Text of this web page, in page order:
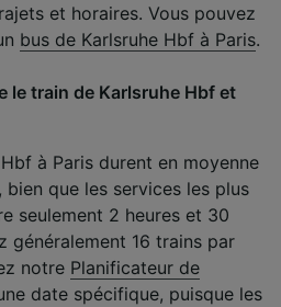
et horaires. Vous pouvez
bus de Karlsruhe Hbf à Paris.
le train de Karlsruhe Hbf et
à Paris durent en moyenne
que les services les plus
seulement 2 heures et 30
généralement 16 trains par
notre Planificateur de
date spécifique, puisque les